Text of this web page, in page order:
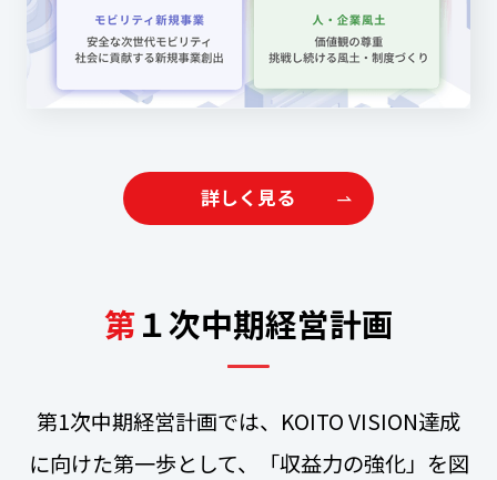
詳しく見る
第１次中期経営計画
第1次中期経営計画では、KOITO VISION達成
に向けた第一歩として、「収益力の強化」を図